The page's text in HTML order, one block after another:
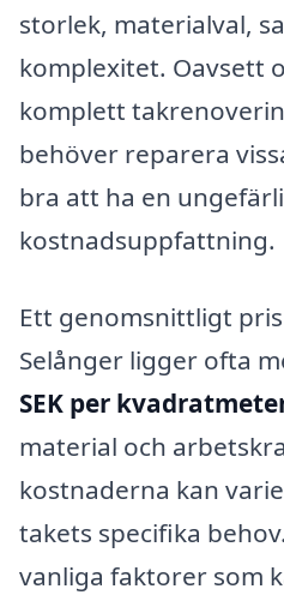
storlek, materialval,
komplexitet. Oavsett
komplett
behöver reparera
bra att ha en
kostnadsuppfattning.
Ett genomsnittligt
Selånger ligger ofta
SEK per
material och
kostnaderna kan
takets specifika
vanliga faktorer som